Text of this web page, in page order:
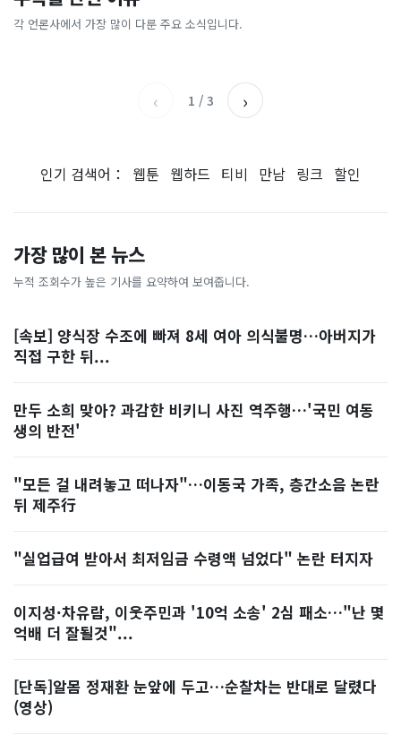
각 언론사에서 가장 많이 다룬 주요 소식입니다.
간'을 샀다
비즈워치
왜?매일경제
륙 중심 최대 150mm
졌다...국산 53개 중소기업이
‹ 1 / 3 ›
인기 검색어： 웹툰 웹하드 티비 만남 링크 할인
가장 많이 본 뉴스
누적 조회수가 높은 기사를 요약하여 보여줍니다.
[속보] 양식장 수조에 빠져 8세 여아 의식불명…아버지가
직접 구한 뒤...
만두 소희 맞아? 과감한 비키니 사진 역주행…'국민 여동
생의 반전'
"모든 걸 내려놓고 떠나자"…이동국 가족, 층간소음 논란
뒤 제주行
"실업급여 받아서 최저임금 수령액 넘었다" 논란 터지자
이지성·차유람, 이웃주민과 '10억 소송' 2심 패소…"난 몇
억배 더 잘될것"...
[단독]알몸 정재환 눈앞에 두고…순찰차는 반대로 달렸다
(영상)